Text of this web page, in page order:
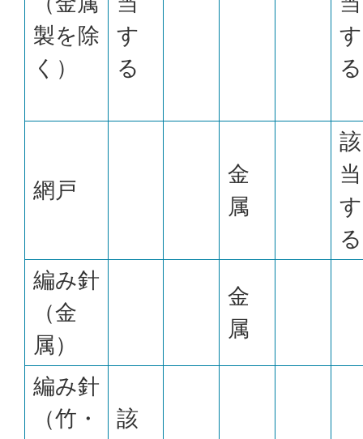
製を除
く）
す
る
す
る
網戸
金
属
該
当
す
る
編み針
（金
属）
金
属
編み針
（竹・
該